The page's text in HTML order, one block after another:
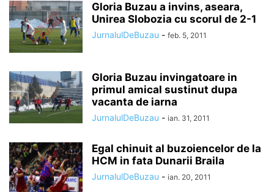
Gloria Buzau a invins, aseara,
Unirea Slobozia cu scorul de 2-1
JurnalulDeBuzau - feb. 5, 2011
Gloria Buzau invingatoare in
primul amical sustinut dupa
vacanta de iarna
JurnalulDeBuzau - ian. 31, 2011
Egal chinuit al buzoiencelor de la
HCM in fata Dunarii Braila
JurnalulDeBuzau - ian. 20, 2011